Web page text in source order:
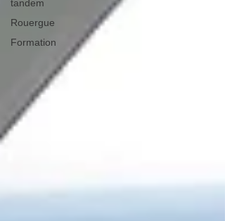
tandem
Rouergue
Formation